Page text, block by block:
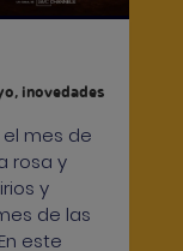
¡novedades
mes de
rosa y
y
de las
este